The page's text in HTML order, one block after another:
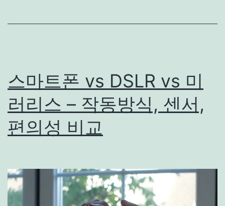
스마트폰 vs DSLR vs 미
러리스 – 작동방식, 센서,
편의성 비교